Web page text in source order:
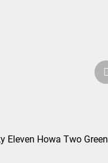
Eleven Howa Two Green